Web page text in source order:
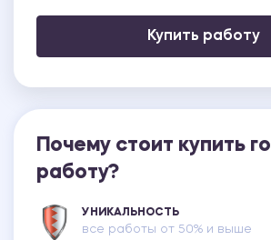
Купить работу
Почему стоит купить
работу?
УНИКАЛЬНОСТЬ
все работы от 50% и выше